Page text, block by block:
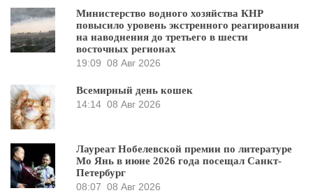
Министерство водного хозяйства КНР
повысило уровень экстренного реагирования
на наводнения до третьего в шести
восточных регионах
19:09 08 Авг 2026
Всемирный день кошек
14:14 08 Авг 2026
Лауреат Нобелевской премии по литературе
Мо Янь в июне 2026 года посещал Санкт-
Петербург
08:07 08 Авг 2026